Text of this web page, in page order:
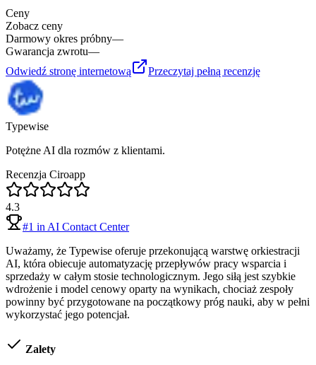
Ceny
Zobacz ceny
Darmowy okres próbny—
Gwarancja zwrotu—
Odwiedź stronę internetową
Przeczytaj pełną recenzję
Typewise
Potężne AI dla rozmów z klientami.
Recenzja Ciroapp
4.3
#1 in AI Contact Center
Uważamy, że Typewise oferuje przekonującą warstwę orkiestracji
AI, która obiecuje automatyzację przepływów pracy wsparcia i
sprzedaży w całym stosie technologicznym. Jego siłą jest szybkie
wdrożenie i model cenowy oparty na wynikach, chociaż zespoły
powinny być przygotowane na początkowy próg nauki, aby w pełni
wykorzystać jego potencjał.
Zalety